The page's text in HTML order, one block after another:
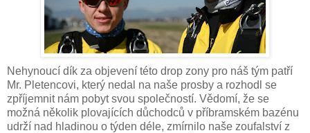
Nehynoucí dík za objevení této drop zony pro náš tým patří
Mr. Pletencovi, který nedal na naše prosby a rozhodl se
zpříjemnit nám pobyt svou společností. Vědomí, že se
možná několik plovajících důchodců v příbramském bazénu
udrží nad hladinou o týden déle, zmírnilo naše zoufalství z